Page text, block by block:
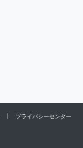
プライバシーセンター